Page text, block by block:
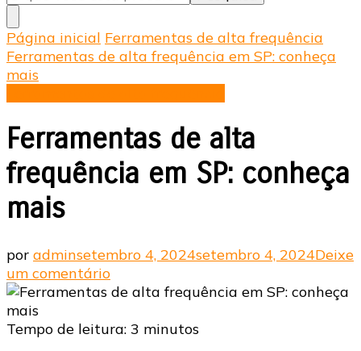
Página inicial Ferramentas de alta frequência
Ferramentas de alta frequência em SP: conheça
mais
Ferramentas de alta
frequência em SP: conheça
mais
por adminsetembro 4, 2024setembro 4, 2024Deixe
um comentárioem
Ferramentas
alta
Tempo de leitura: 3 minutos